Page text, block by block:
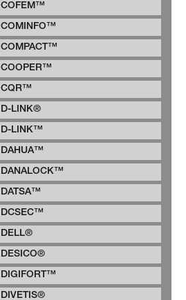
COFEM™
COMINFO™
COMPACT™
COOPER™
CQR™
D-LINK®
D-LINK™
DAHUA™
DANALOCK™
DATSA™
DCSEC™
DELL®
DESICO®
DIGIFORT™
DIVETIS®